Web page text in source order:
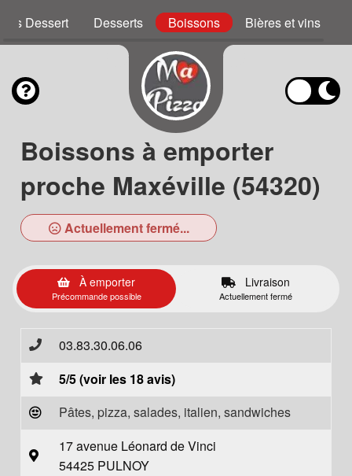
Dessert Desserts Boissons Bières et vins
Boissons à emporter
proche Maxéville (54320)
Actuellement fermé...
À emporter
Précommande possible
Livraison
Actuellement fermé
03.83.30.06.06
5/5 (voir les 18 avis)
Pâtes, pizza, salades, italien, sandwiches
17 avenue Léonard de Vinci
54425 PULNOY